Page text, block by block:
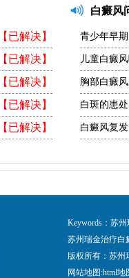
【已解决】
【已解决】
【已解决】
【已解决】
【已解决】
白癜风
青少年早
儿童白癜
胸部白癜
白斑的患
白癜风复
Keywords：苏
苏州瑞金治疗白
版权所有：苏
网站地图:html地